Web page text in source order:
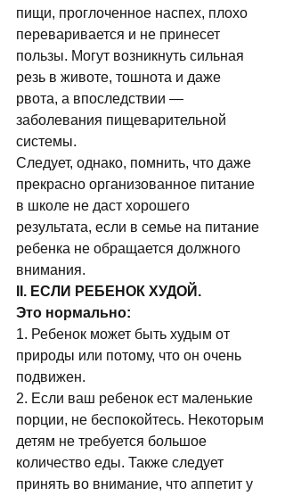
пищи, проглоченное наспех, плохо
переваривается и не принесет
пользы. Могут возникнуть сильная
резь в животе, тошнота и даже
рвота, а впоследствии —
заболевания пищеварительной
системы.
Следует, однако, помнить, что даже
прекрасно организованное питание
в школе не даст хорошего
результата, если в семье на питание
ребенка не обращается должного
внимания.
II. ЕСЛИ РЕБЕНОК ХУДОЙ.
Это нормально:
1. Ребенок может быть худым от
природы или потому, что он очень
подвижен.
2. Если ваш ребенок ест маленькие
порции, не беспокойтесь. Некоторым
детям не требуется большое
количество еды. Также следует
принять во внимание, что аппетит у